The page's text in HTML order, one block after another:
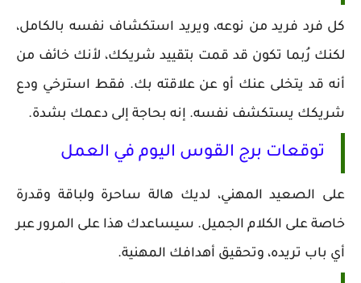
كل فرد فريد من نوعه، ويريد استكشاف نفسه بالكامل،
لكنك رُبما تكون قد قمت بتقييد شريكك، لأنك خائف من
أنه قد يتخلى عنك أو عن علاقته بك. فقط استرخي ودع
شريكك يستكشف نفسه. إنه بحاجة إلى دعمك بشدة.
توقعات برج القوس اليوم في العمل
على الصعيد المهني، لديك هالة ساحرة ولباقة وقدرة
خاصة على الكلام الجميل. سيساعدك هذا على المرور عبر
أي باب تريده، وتحقيق أهدافك المهنية.